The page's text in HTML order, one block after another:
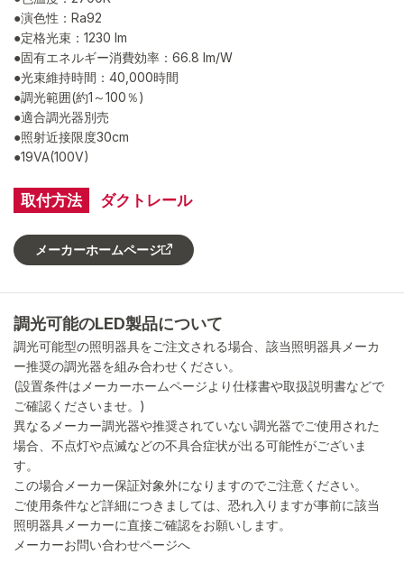
取付方法 ダクトレール
●演色性：Ra92
●定格光束：1230 lm
●固有エネルギー消費効率：66.8 lm/W
●光束維持時間：40,000時間
●調光範囲(約1～100％)
●適合調光器別売
●照射近接限度30cm
●19VA(100V)
メーカーホームページ
調光可能のLED製品について
調光可能型の照明器具をご注文される場合、該当照明器具メーカ
ー推奨の調光器を組み合わせください。
(設置条件はメーカーホームページより仕様書や取扱説明書などで
ご確認くださいませ。)
異なるメーカー調光器や推奨されていない調光器でご使用された
場合、不点灯や点滅などの不具合症状が出る可能性がございま
す。
この場合メーカー保証対象外になりますのでご注意ください。
ご使用条件など詳細につきましては、恐れ入りますが事前に該当
照明器具メーカーに直接ご確認をお願いします。
メーカーお問い合わせページへ